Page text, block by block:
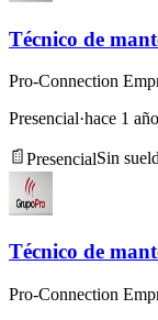
Técnico de
Pro-Connection
Presencial·hace 1 año
PresencialSin
Técnico de
Pro-Connection